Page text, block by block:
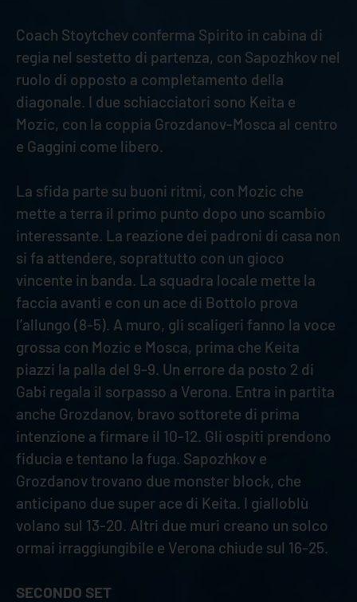
Coach Stoytchev conferma Spirito in cabina di
regia nel sestetto di partenza, con Sapozhkov nel
ruolo di opposto a completamento della
diagonale. I due schiacciatori sono Keita e
Mozic, con la coppia Grozdanov-Mosca al centro
e Gaggini come libero.
La sfida parte su buoni ritmi, con Mozic che
mette a terra il primo punto dopo uno scambio
interessante. La reazione dei padroni di casa non
si fa attendere, soprattutto con un gioco
vincente in banda. La squadra locale mette la
faccia avanti e con un ace di Bottolo prova
l’allungo (8-5). A muro, gli scaligeri fanno la voce
grossa con Mozic e Mosca, prima che Keita
piazzi la palla del 9-9. Un errore da posto 2 di
Gabi regala il sorpasso a Verona. Entra in partita
anche Grozdanov, bravo sottorete di prima
intenzione a firmare il 10-12. Gli ospiti prendono
fiducia e tentano la fuga. Sapozhkov e
Grozdanov trovano due monster block, che
anticipano due super ace di Keita. I gialloblù
volano sul 13-20. Altri due muri creano un solco
ormai irraggiungibile e Verona chiude sul 16-25.
SECONDO SET